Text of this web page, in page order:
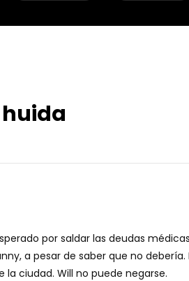
por saldar las deudas
a pesar de saber que no debería.
ciudad. Will no puede negarse.